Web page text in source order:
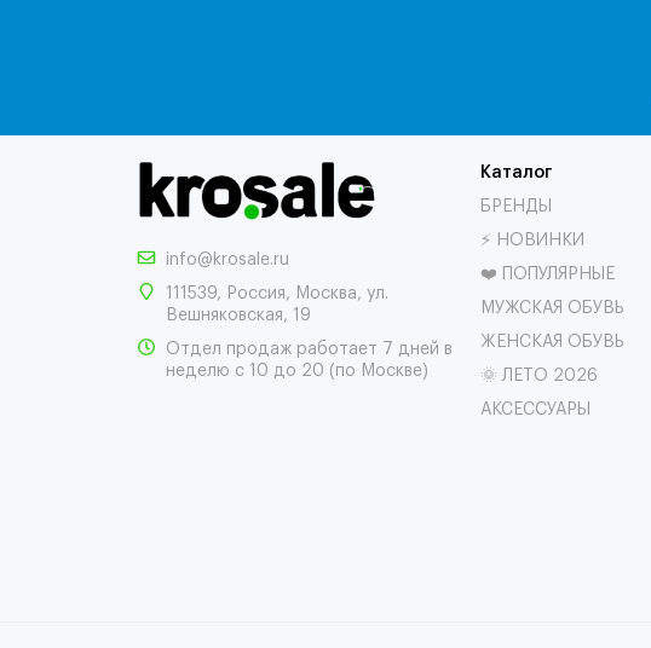
info@krosale.ru
111539, Россия, Москва, ул.
Вешняковская, 19
Отдел продаж работает 7 дней в
неделю с 10 до 20 (по Москве)
Каталог
БРЕНДЫ
⚡ НОВИНКИ
❤️ ПОПУЛЯРНЫЕ
МУЖСКАЯ ОБУВЬ
ЖЕНСКАЯ ОБУВЬ
🌞 ЛЕТО 2026
АКСЕССУАРЫ